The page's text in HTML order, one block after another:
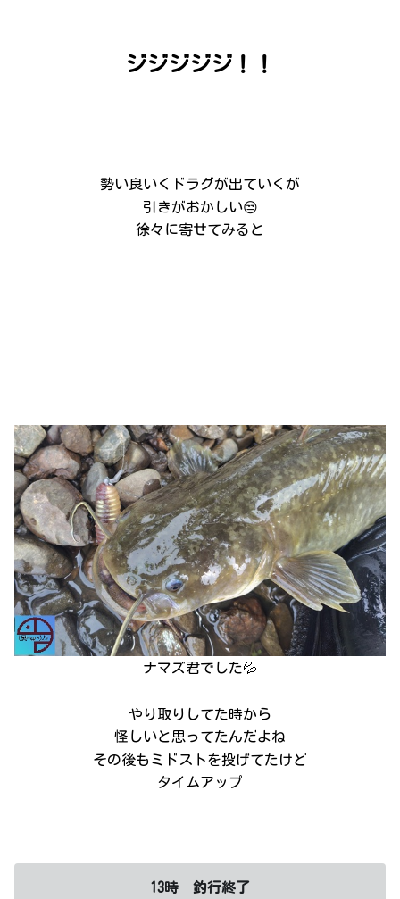
ジジジジジ！！
勢い良いくドラグが出ていくが
引きがおかしい😒
徐々に寄せてみると
ナマズ君でした💦
やり取りしてた時から
怪しいと思ってたんだよね
その後もミドストを投げてたけど
タイムアップ
13時 釣行終了